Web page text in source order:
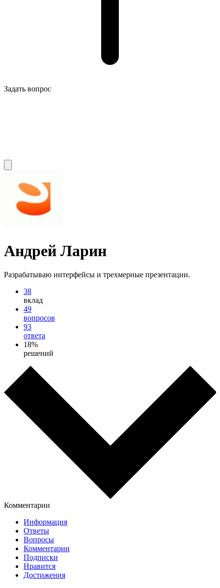
Задать вопрос
Андрей Ларин
Разрабатываю интерфейсы и трехмерные презентации.
38
вклад
49
вопросов
93
ответа
18%
решений
Комментарии
Информация
Ответы
Вопросы
Комментарии
Подписки
Нравится
Достижения